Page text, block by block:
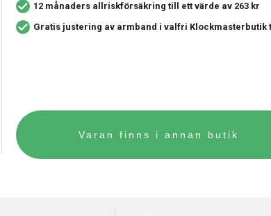
12 månaders allriskförsäkring till ett värde av 263 kr
Gratis justering av armband i valfri Klockmasterbutik